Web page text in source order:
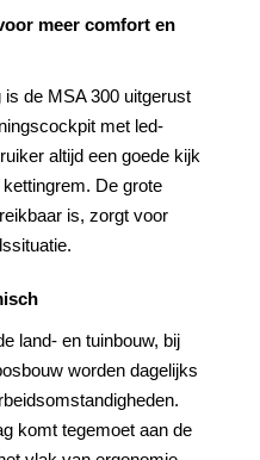
meer comfort en
de MSA 300 uitgerust
met led-
altijd een goede kijk
De grote
is, zorgt voor
land- en tuinbouw, bij
worden dagelijks
komt tegemoet aan de